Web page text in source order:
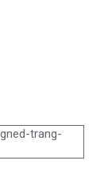
trang-